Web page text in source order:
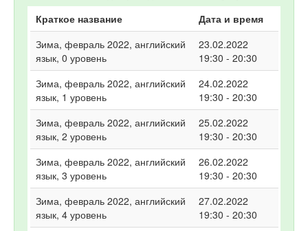
Краткое название
Дата и время
Зима, февраль 2022, английский
язык, 0 уровень
23.02.2022
19:30 - 20:30
Зима, февраль 2022, английский
язык, 1 уровень
24.02.2022
19:30 - 20:30
Зима, февраль 2022, английский
язык, 2 уровень
25.02.2022
19:30 - 20:30
Зима, февраль 2022, английский
язык, 3 уровень
26.02.2022
19:30 - 20:30
Зима, февраль 2022, английский
язык, 4 уровень
27.02.2022
19:30 - 20:30